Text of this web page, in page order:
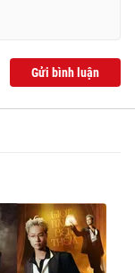
Gửi bình luận